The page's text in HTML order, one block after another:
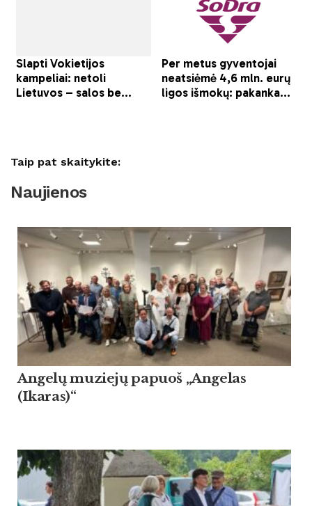
Taip pat skaitykite:
Naujienos
Angelų muziejų papuoš „Angelas
(Ikaras)“